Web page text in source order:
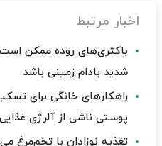
اخبار مرتبط
باکتری‌های روده ممکن
شدید بادام زمینی باشد
راهکارهای خانگی برای
پوستی ناشی از آلرژی غذایی
تغذیه نوزادان با تخم‌مرغ